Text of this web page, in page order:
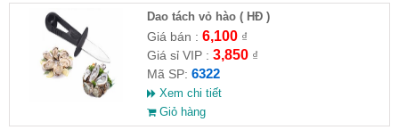
Dao tách vỏ hào ( HĐ )
Giá bán : 6,100₫
Giá sỉ VIP : 3,850₫
Mã SP: 6322
Xem chi tiết
Giỏ hàng